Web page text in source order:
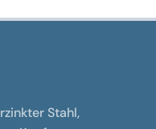
Stahl,